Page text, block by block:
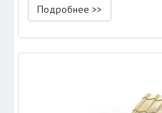
Подробнее >>